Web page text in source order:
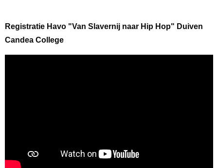
Registratie Havo "Van Slavernij naar Hip Hop" Duiven
Candea College